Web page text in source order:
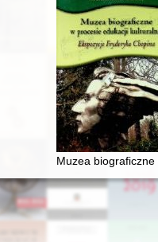
i Wolffa. Studium
Radia Muzea